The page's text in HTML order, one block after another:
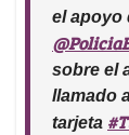
el apoyo
sobre el
llamado
tarjeta